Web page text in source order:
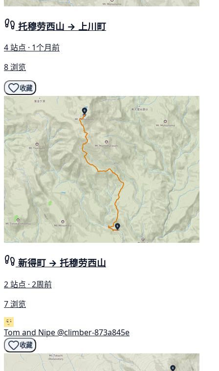
托穆劳西山 → 上川町
4 站点 · 1个月前
8 浏览
收藏
新得町 → 托穆劳西山
2 站点 · 2周前
7 浏览
Tom and Nipe @climber-873a845e
收藏